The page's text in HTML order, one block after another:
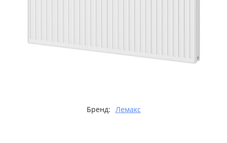
Бренд: Лемакс